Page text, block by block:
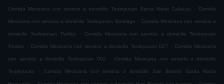
Comida Mexicana con servicio a domicilio Teoloyucan Santa Maria Caliacac . Comida
Mexicana con servicio a domicilio Teoloyucan Santiago . Comida Mexicana con servicio a
domicilio Teoloyucan Tlatilco . Comida Mexicana con servicio a domicilio Teoloyucan
Analco . Comida Mexicana con servicio a domicilio Teoloyucan 027 . Comida Mexicana
con servicio a domicilio Teoloyucan 002 . Comida Mexicana con servicio a domicilio
Teoloyucan . Comida Mexicana con servicio a domicilio San Bartolo Santa María
. .